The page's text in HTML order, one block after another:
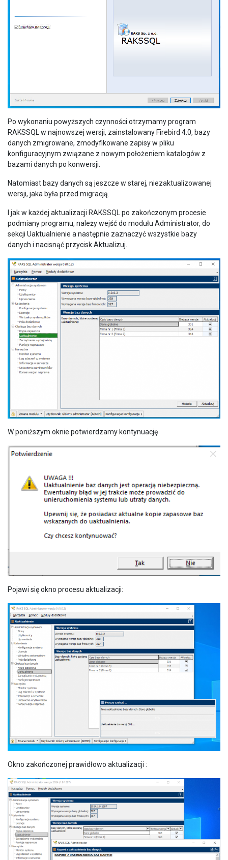
Po wykonaniu powyższych czynności otrzymamy program
RAKSSQL w najnowszej wersji, zainstalowany Firebird 4.0, bazy
danych zmigrowane, zmodyfikowane zapisy w pliku
konfiguracyjnym związane z nowym położeniem katalogów z
bazami danych po konwersji.
Natomiast bazy danych są jeszcze w starej, niezaktualizowanej
wersji, jaka była przed migracją.
I jak w każdej aktualizacji RAKSSQL po zakończonym procesie
podmiany programu, należy wejść do modułu Administrator, do
sekcji Uaktualnienie a następnie zaznaczyć wszystkie bazy
danych i nacisnąć przycisk Aktualizuj.
W poniższym oknie potwierdzamy kontynuację
Pojawi się okno procesu aktualizacji:
Okno zakończonej prawidłowo aktualizacji :